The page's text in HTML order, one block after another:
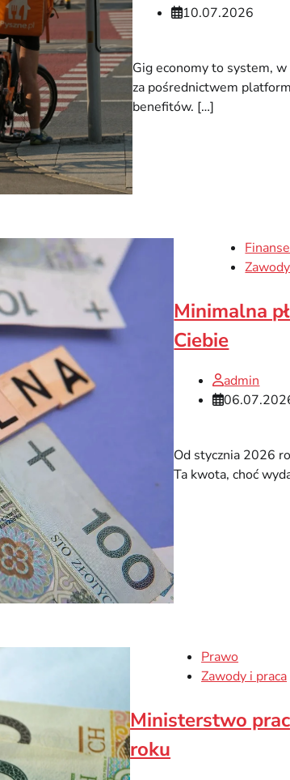
10.07.2026
Gig economy to system,
za pośrednictwem
benefitów. […]
Finanse
Minimalna
Ciebie
admin
Od stycznia 2026
Ta kwota, choć
Prawo
Zawody i praca
Ministerstwo
roku